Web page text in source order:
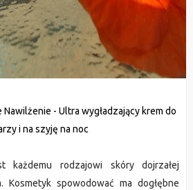
Nawilżenie - Ultra wygładzający krem do
i na szyję na noc
każdemu rodzajowi skóry dojrzałej
spowodować ma dogłębne